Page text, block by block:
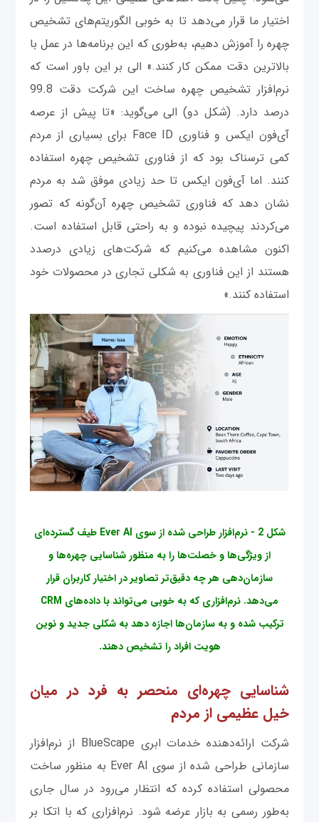
اختیار ما قرار می‌دهد تا به خوبی الگوریتم‌های تشخیص
چهره را آموزش دهیم، به‌طوری که این برنامه‌ها در عمل با
بالاترین دقت ممکن کار کنند.» الی بر این باور است که
نرم‌افزار تشخیص چهره ساخت این شرکت دقت 99.8
درصد دارد. (شکل دو) الی می‌گوید: «تا پیش از عرصه
آی‌فون ایکس و فناوری Face ID برای بسیاری از مردم
کمی ترسناک بود که از فناوری تشخیص چهره استفاده
کنند. اما آی‌فون ایکس تا حد زیادی موفق شد به مردم
نشان دهد که فناوری تشخیص چهره آن‌گونه که تصور
می‌کردند پیچیده نبوده و به راحتی قابل استفاده است.
اکنون مشاهده می‌کنیم که شرکت‌های زیادی درصدد
هستند از این فناوری به شکلی تجاری در محصولات خود
استفاده کنند.»
شکل 2 - نرم‌افزار طراحی شده از سوی Ever AI طیف گسترده‌ای
از ویژگی‌ها و خصلت‌ها را به منظور شناسایی چهره‌ها و
سازمان‌دهی هر چه دقیق‌تر تصاویر در اختیار کاربران قرار
می‌دهد. نرم‌افزاری که به خوبی می‌تواند با داده‌های CRM
ترکیب شده و به سازمان‌ها اجازه دهد به شکلی جدید و نوین
هویت افراد را تشخیص دهند.
شناسایی چهره‌ای منحصر به فرد در میان
خیل عظیمی از مردم
شرکت ارائه‌دهنده خدمات ابری BlueScape از نرم‌افزار
سازمانی طراحی شده از سوی Ever AI به منظور ساخت
محصولی استفاده کرده که انتظار می‌رود در سال جاری
به‌طور رسمی به بازار عرضه شود. نرم‌افزاری که با اتکا بر